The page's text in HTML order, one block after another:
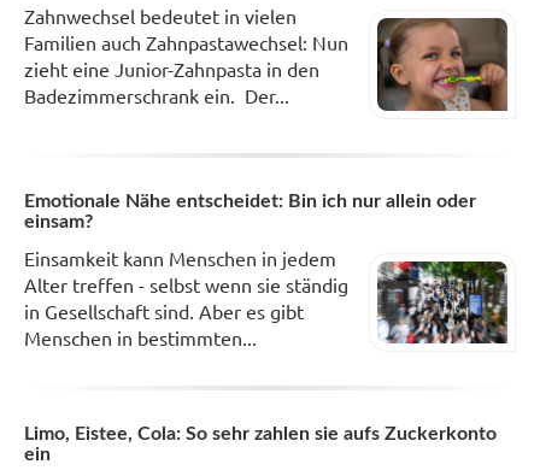
Zahnwechsel bedeutet in vielen
Familien auch Zahnpastawechsel: Nun
zieht eine Junior-Zahnpasta in den
Badezimmerschrank ein. Der...
Emotionale Nähe entscheidet: Bin ich nur allein oder
einsam?
Einsamkeit kann Menschen in jedem
Alter treffen - selbst wenn sie ständig
in Gesellschaft sind. Aber es gibt
Menschen in bestimmten...
Limo, Eistee, Cola: So sehr zahlen sie aufs Zuckerkonto
ein